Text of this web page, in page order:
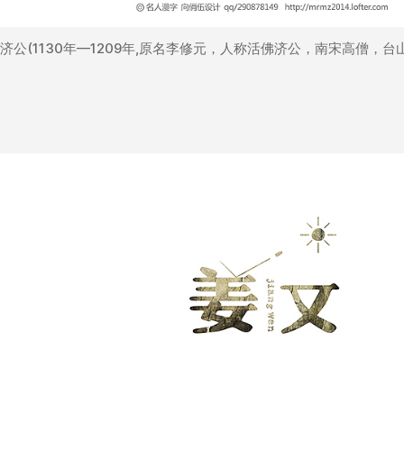
济公(1130年—1209年,原名李修元，人称活佛济公，南宋高僧，台